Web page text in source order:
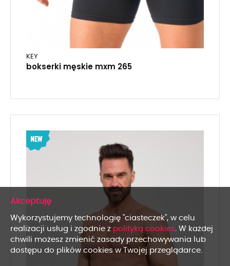
KEY
bokserki męskie mxm 265
Wykorzystujemy technologię "ciasteczek", w celu
realizacji usług i zgodnie z polityką cookies. W każdej
chwili możesz zmienić zasady przechowywania lub
dostępu do plików cookies w Twojej przeglądarce.